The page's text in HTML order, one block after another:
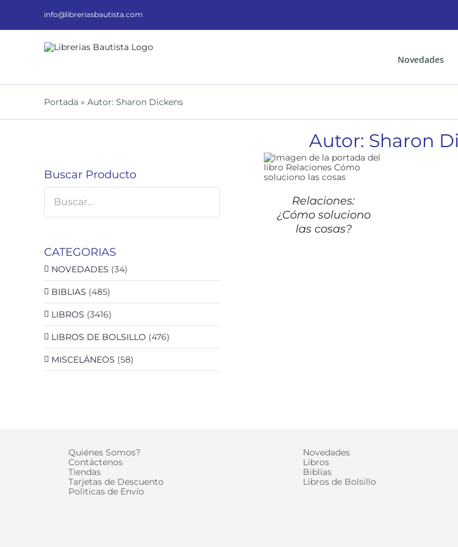
info@libreriasbautista.com
Novedades
Portada » Autor: Sharon Dickens
Autor: Sharon
Relaciones:
¿Cómo soluciono
las cosas?
Buscar Producto
CATEGORIAS
NOVEDADES (34)
BIBLIAS (485)
LIBROS (3416)
LIBROS DE BOLSILLO (476)
MISCELÁNEOS (58)
Quiénes Somos?
Contáctenos
Tiendas
Tarjetas de Descuento
Politicas de Envío
Novedades
Libros
Biblias
Libros de Bolsillo